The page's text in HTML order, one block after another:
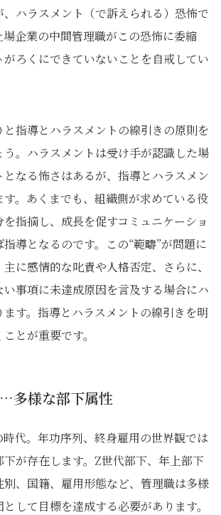
、ハラスメント（で訴えられる）恐怖で
企業の中間管理職がこの恐怖に委縮
がろくにできていないことを自戒してい
と指導とハラスメントの線引きの原則を
。ハラスメントは受け手が認識した場
なる怖さはあるが、指導とハラスメン
す。あくまでも、組織側が求めている役
指摘し、成長を促すコミュニケーショ
導となるのです。この“範疇”が問題に
に感情的な叱責や人格否定、さらに、
事項に未達成原因を言及する場合にハ
ます。指導とハラスメントの線引きを明
とが重要です。
多様な部下属性
時代。年功序列、終身雇用の世界観では
が存在します。Z世代部下、年上部下
、国籍、雇用形態など、管理職は多様
して目標を達成する必要があります。